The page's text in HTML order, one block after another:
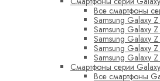
Все смартфоны
Samsung Galaxy
Samsung Galaxy
Samsung Galaxy
Samsung Galaxy Z
Samsung Galaxy
Смартфоны серии
Все смартфоны